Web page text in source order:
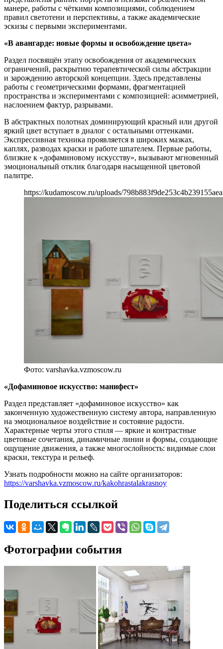
манере, работы с чёткими композициями, соблюдением
правил светотени и перспективы, а также академические
эскизы с первыми экспериментами.
«В авангарде: новые формы и освобождение цвета»
Раздел посвящён этапу освобождения от академических
ограничений, раскрытию терапевтической силы абстракции
и зарождению авторской концепции. Здесь представлены
работы с геометрическими формами, фрагментацией
пространства и экспериментами с композицией: асимметрией,
наслоением фактур, разрывами.
В абстрактных полотнах доминирующий красный или другой
яркий цвет вступает в диалог с остальными оттенками.
Экспрессивная техника проявляется в широких мазках,
каплях, разводах краски и работе шпателем. Первые работы,
близкие к «дофаминовому искусству», вызывают мгновенный
эмоциональный отклик благодаря насыщенной цветовой
палитре.
https://kudamoscow.ru/uploads/
Фото: varshavka.vzmoscow.ru
«Дофаминовое искусство: манифест»
Раздел представляет «дофаминовое искусство» как
законченную художественную систему автора, направленную
на эмоциональное воздействие и состояние радости.
Характерные черты этого стиля — яркие и контрастные
цветовые сочетания, динамичные линии и формы, создающие
ощущение движения, а также многослойность: видимые слои
краски, текстура и рельеф.
Узнать подробности можно на сайте организаторов:
https://varshavka.vzmoscow.ru/kakohrastalakrasnoy
Поделиться ссылкой
Фотографии события